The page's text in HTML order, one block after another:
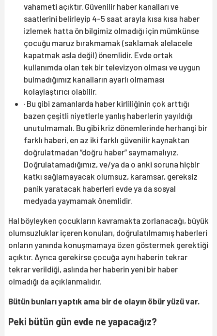
vahameti açıktır. Güvenilir haber kanalları ve
saatlerini belirleyip 4-5 saat arayla kısa kısa haber
izlemek hatta ön bilgimiz olmadığı için mümkünse
çocuğu maruz bırakmamak (saklamak alelacele
kapatmak asla değil) önemlidir. Evde ortak
kullanımda olan tek bir televizyon olması ve uygun
bulmadığımız kanalların ayarlı olmaması
kolaylaştırıcı olabilir.
· Bu gibi zamanlarda haber kirliliğinin çok arttığı
bazen çeşitli niyetlerle yanlış haberlerin yayıldığı
unutulmamalı. Bu gibi kriz dönemlerinde herhangi bir
farklı haberi, en az iki farklı güvenilir kaynaktan
doğrulatmadan “doğru haber” saymamalıyız.
Doğrulatamadığımız, ve/ya da o anki soruna hiçbir
katkı sağlamayacak olumsuz, karamsar, gereksiz
panik yaratacak haberleri evde ya da sosyal
medyada yaymamak önemlidir.
Hal böyleyken çocukların kavramakta zorlanacağı, büyük
olumsuzluklar içeren konuları, doğrulatılmamış haberleri
onların yanında konuşmamaya özen göstermek gerektiği
açıktır. Ayrıca gerekirse çocuğa aynı haberin tekrar
tekrar verildiği, aslında her haberin yeni bir haber
olmadığı da açıklanmalıdır.
Bütün bunları yaptık ama bir de olayın öbür yüzü var.
Peki bütün gün evde ne yapacağız?